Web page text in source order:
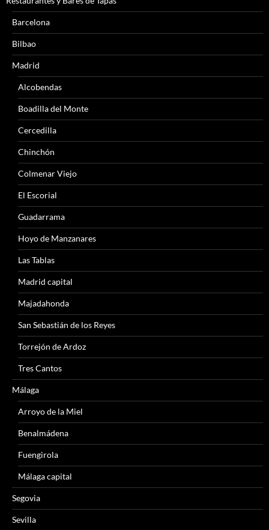
Barcelona
Bilbao
Madrid
Alcobendas
Boadilla del Monte
Cercedilla
Chinchón
Colmenar Viejo
El Escorial
Guadarrama
Hoyo de Manzanares
Las Tablas
Madrid capital
Majadahonda
San Sebastián de los Reyes
Torrejón de Ardoz
Tres Cantos
Málaga
Arroyo de la Miel
Benalmádena
Fuengirola
Málaga capital
Segovia
Sevilla